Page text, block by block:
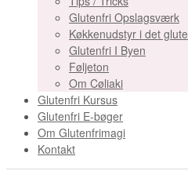
Glutenfri Opslagsværk
Køkkenudstyr i det
Glutenfri I Byen
Føljeton
Om Cøliaki
Glutenfri Kursus
Glutenfri E-bøger
Om Glutenfrimagi
Kontakt